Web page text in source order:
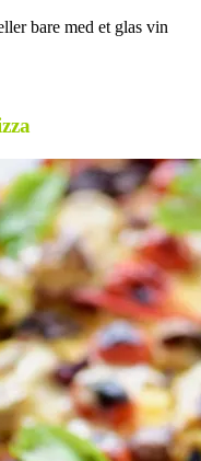
bare med et glas vin